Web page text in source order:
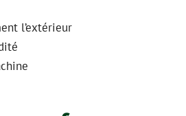
l’extérieur